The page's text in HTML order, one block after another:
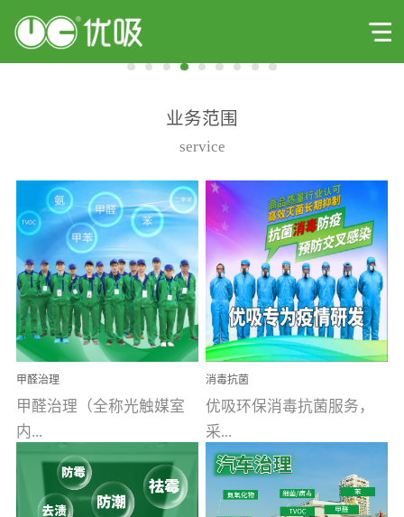
业务范围
service
甲醛治理
甲醛治理（全称光触媒室
内...
空气污染净化治理）工业
消毒抗菌
优吸环保消毒抗菌服务，
采...
用行业公认奥维牌消毒